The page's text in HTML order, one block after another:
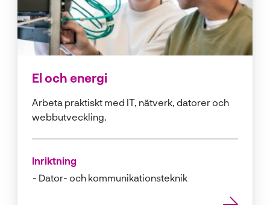
El och energi
Arbeta praktiskt med IT, nätverk, datorer och
webbutveckling.
Inriktning
Dator- och kommunikationsteknik